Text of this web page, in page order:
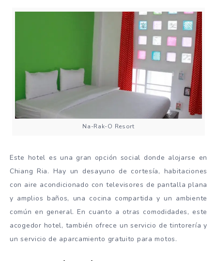
Na-Rak-O Resort
Este hotel es una gran opción social donde alojarse en
Chiang Ria. Hay un desayuno de cortesía, habitaciones
con aire acondicionado con televisores de pantalla plana
y amplios baños, una cocina compartida y un ambiente
común en general. En cuanto a otras comodidades, este
acogedor hotel, también ofrece un servicio de tintorería y
un servicio de aparcamiento gratuito para motos.